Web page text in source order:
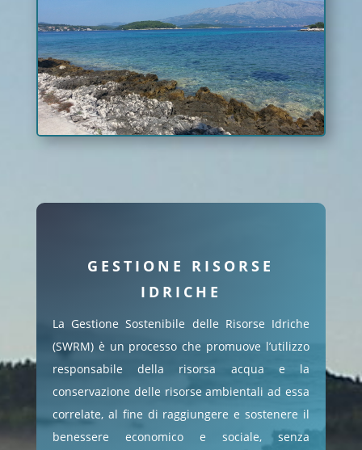
GESTIONE RISORSE
IDRICHE
La Gestione Sostenibile delle Risorse Idriche
(SWRM) è un processo che promuove l’utilizzo
responsabile della risorsa acqua e la
conservazione delle risorse ambientali ad essa
correlate, al fine di raggiungere e sostenere il
benessere economico e sociale, senza